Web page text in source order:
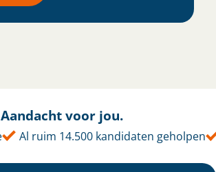
Aandacht voor jou.
Al ruim 14.500 kandidaten geholpen